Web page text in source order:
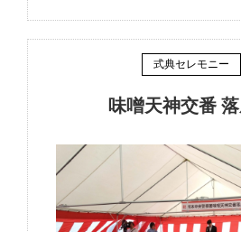
式典セレモニー
味噌天神交番